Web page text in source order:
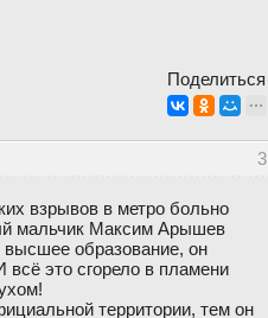
Поделиться
3
взрывов в метро больно
мальчик Максим Арышев
образование, он
это сгорело в пламени
территории, тем он